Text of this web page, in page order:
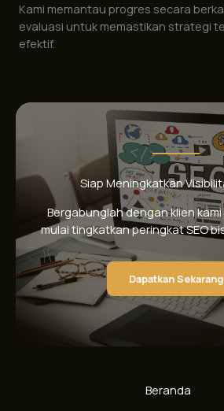
Kami memantau progres secara
evaluasi untuk memastikan strategi
efektif.
Siap Meningkatkan
Bergabunglah dengan klien
mulai tingkatkan peringkat SEO
Dapatkan Sekarang
Beranda